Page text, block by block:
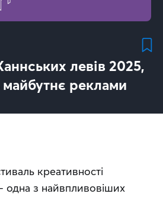
левів 2025,
майбутнє реклами
креативності
одна з найвпливовіших